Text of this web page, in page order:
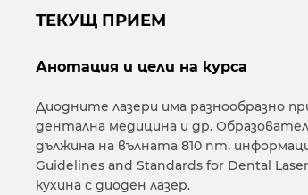
ТЕКУЩ ПРИЕМ
Анотация и цели на курса
Диодните лазери има разнообразно
дентална медицина и др.
дължина на вълната 810 nm,
Guidelines and Standards for Dental
кухина с диоден лазер.